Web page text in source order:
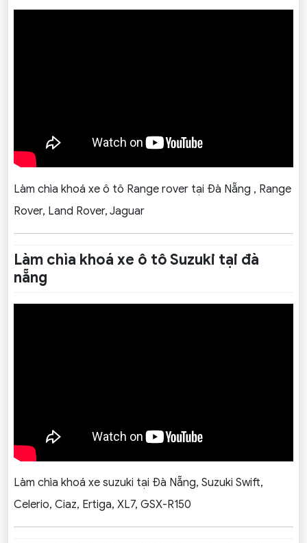
Làm chìa khoá xe ô tô Range rover tại Đà Nẵng , Range
Rover, Land Rover, Jaguar
Làm chìa khoá xe ô tô Suzuki tại đà
nẵng
Làm chìa khoá xe suzuki tại Đà Nẵng, Suzuki Swift,
Celerio, Ciaz, Ertiga, XL7, GSX-R150